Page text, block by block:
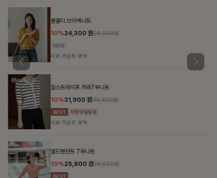
론클디 브이넥니트
10%24,300 원26,900원
리뷰 카운트 영역
칠스트라이프 카라7부니트
10%31,900 원35,400원
리뷰 카운트 영역
셀드펜던트 7부니트
10%25,800 원28,600원